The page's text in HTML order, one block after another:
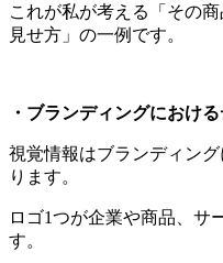
これが私が考える「その
見せ方」の一例です。
・ブランディングにおけ
視覚情報はブランディン
ります。
ロゴ1つが企業や商品、サ
す。